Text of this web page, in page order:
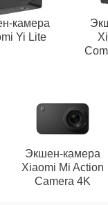
камера
Yi Lite
Экшен-камера
Xiaomi Mi Action
Camera 4K